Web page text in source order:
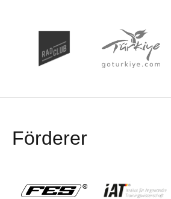
Förderer